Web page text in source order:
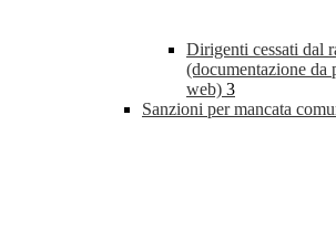
Dirigenti cessati dal
(documentazione da
web) 3
Sanzioni per mancata